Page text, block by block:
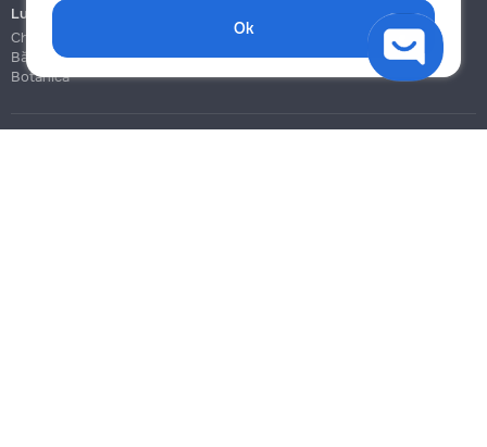
Ok
Lucrări de construcție și instalare
Chișinău
Bălți
Botanica